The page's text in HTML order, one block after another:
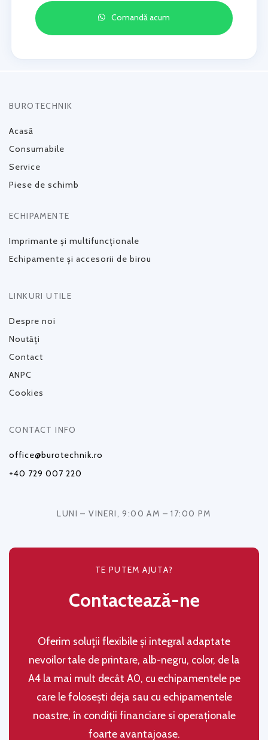
Comandă acum
BUROTECHNIK
Acasă
Consumabile
Service
Piese de schimb
ECHIPAMENTE
Imprimante și multifuncționale
Echipamente și accesorii de birou
LINKURI UTILE
Despre noi
Noutăți
Contact
ANPC
Cookies
CONTACT INFO
office@burotechnik.ro
+40 729 007 220
LUNI – VINERI, 9:00 AM – 17:00 PM
TE PUTEM AJUTA?
Contactează-ne
Oferim soluţii flexibile şi integral adaptate
nevoilor tale de printare, alb-negru, color, de la
A4 la mai mult decât A0, cu echipamentele pe
care le folosești deja sau cu echipamentele
noastre, în condiţii financiare si operaţionale
foarte avantajoase.